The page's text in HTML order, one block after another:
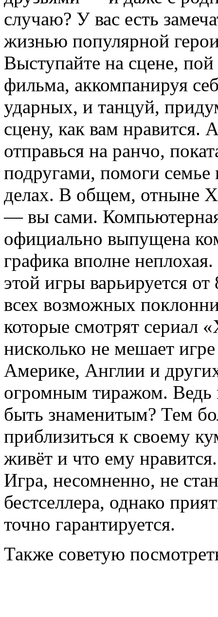
случаю? У вас есть
жизнью популярной
Выступайте на сцене,
фильма, аккомпанируя
ударных, и танцуй,
сцену, как вам нравится.
отправься на ранчо,
подругами, помоги
делах. В общем, отныне
— вы сами.
официально выпущена
графика вполне
этой игры варьируется
всех возможных
которые смотрят сериал
нисколько не мешает
Америке, Англии и
огромным тиражом. Ведь
быть знаменитым? Тем
приблизиться к своему
живёт и что ему нравится.
Игра, несомненно, не
бестселлера, однако
точно гарантируется.
Также советую